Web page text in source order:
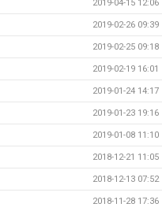
2019-04-15 12:06
2019-02-26 09:39
2019-02-25 09:18
2019-02-19 16:01
2019-01-24 14:17
2019-01-23 19:16
2019-01-08 11:10
2018-12-21 11:05
2018-12-13 07:52
2018-11-28 17:36